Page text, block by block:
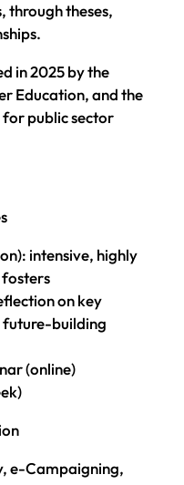
through theses,
in 2025 by the
Education, and the
for public sector
intensive, highly
on key
future-building
(online)
e-Campaigning,